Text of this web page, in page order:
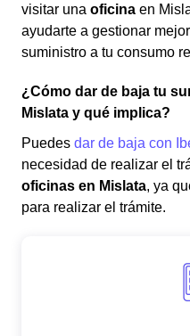
visitar una oficina en
ayudarte a gestionar
suministro a tu consumo
¿Cómo dar de baja tu
Mislata y qué implica?
Puedes dar de baja con
necesidad de realizar el
oficinas en Mislata, ya
para realizar el trámite.